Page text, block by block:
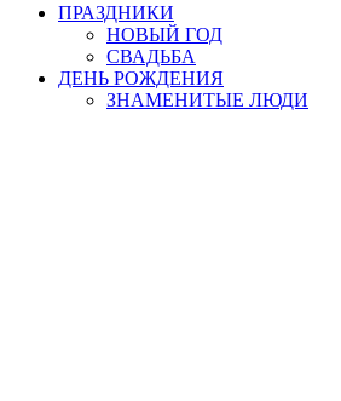
ПРАЗДНИКИ
НОВЫЙ ГОД
СВАДЬБА
ДЕНЬ РОЖДЕНИЯ
ЗНАМЕНИТЫЕ ЛЮДИ